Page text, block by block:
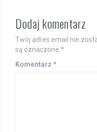
Dodaj komentarz
Twój adres email nie
są oznaczone *
Komentarz *